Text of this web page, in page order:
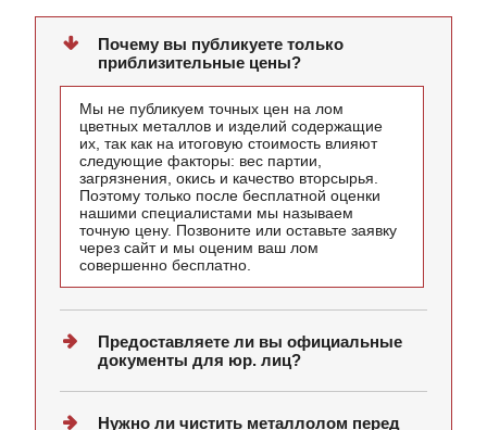
Почему вы публикуете только
приблизительные цены?
Мы не публикуем точных цен на лом
цветных металлов и изделий содержащие
их, так как на итоговую стоимость влияют
следующие факторы: вес партии,
загрязнения, окись и качество вторсырья.
Поэтому только после бесплатной оценки
нашими специалистами мы называем
точную цену. Позвоните или оставьте заявку
через сайт и мы оценим ваш лом
совершенно бесплатно.
Предоставляете ли вы официальные
документы для юр. лиц?
Нужно ли чистить металлолом перед